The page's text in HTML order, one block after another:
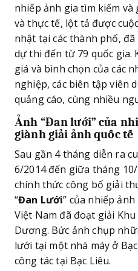
nhiếp ảnh gia tìm kiếm
và thực tế, lột tả được
nhật tại các thành phố,
dự thi đến từ 79 quốc gia.
giá và bình chọn của các
nghiệp, các biên tập viên
quảng cáo, cùng nhiều
Ảnh “Đan lưới” của
giành giải ảnh quốc tế
Sau gần 4 tháng diễn ra
6/2014 đến giữa tháng
chính thức công bố giải
“Đan Lưới” của nhiếp
Việt Nam đã đoạt giải
Dương. Bức ảnh chụp
lưới tại một nhà máy ở
công tác tại Bạc Liêu.